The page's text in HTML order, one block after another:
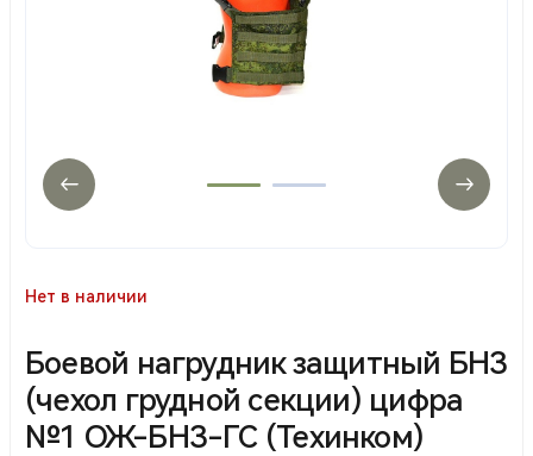
Нет в наличии
Боевой нагрудник защитный БНЗ
(чехол грудной секции) цифра
№1 ОЖ-БНЗ-ГС (Техинком)